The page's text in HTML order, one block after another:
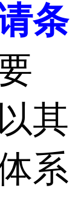
条
其
系